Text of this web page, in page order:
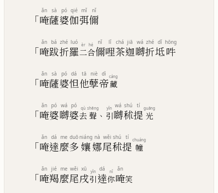
「唵
ǎn
薩
sà
婆
pó
伽
qié
弭
mǐ
儞
nǐ
「唵
ǎn
跋
bá
折
zhé
羅
luó
二
èr
合
hé
儞
nǐ
哩
lǐ
茶
chá
迦
jiā
嚩
wá
折
zhé
坻
dǐ
吽
hōng
「唵
ǎn
薩
sà
婆
pó
怛
dá
他
tā
孽
niè
帝
dì
藏
cáng
「唵
ǎn
婆
pó
嚩
wá
婆
pó
去
qù
聲
shēng
、 引
yǐn
嚩
wá
秫
shú
提
tí
光
guāng
「唵
ǎn
達
dá
麼
me
多
duō
孃
niáng
娜
nà
尾
wěi
秫
shú
提
tí
幢
chuáng
「唵
ǎn
羯
jié
麼
me
尾
wěi
戌
xū
引
yǐn
達
dá
你
nǐ
唵
ǎn
笑